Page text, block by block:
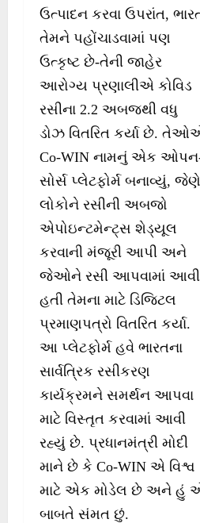
ઉત્પાદન કરવા ઉપરાંત,
તેમને પહોંચાડવામાં પણ
ઉત્કૃષ્ટ છે-તેની જાહેર
આરોગ્ય પ્રણાલીએ કોવિડ
રસીના 2.2 અબજથી વધુ
ડોઝ વિતરિત કર્યા છે.
Co-WIN નામનું એક
સોર્સ પ્લેટફોર્મ બનાવ્યું, જેણે
લોકોને રસીની અબજો
એપોઇન્ટમેન્ટ્સ શેડ્યૂલ
કરવાની મંજૂરી આપી અને
જેઓને રસી આપવામાં આવી
હતી તેમના માટે ડિજિટલ
પ્રમાણપત્રો વિતરિત કર્યા.
આ પ્લેટફોર્મ હવે ભારતના
સાર્વત્રિક રસીકરણ
કાર્યક્રમને સમર્થન આપવા
માટે વિસ્તૃત કરવામાં આવી
રહ્યું છે. પ્રધાનમંત્રી મોદી
માને છે કે Co-WIN એ વિશ્વ
માટે એક મોડેલ છે અને હું
બાબતે સંમત છું.